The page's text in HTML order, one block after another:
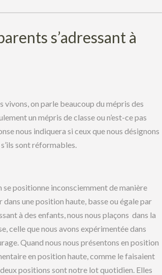
s’adressant à
on parle beaucoup du mépris des
un mépris de classe ou n’est-ce pas
nous indiquera si ceux que nous désignons
sont réformables.
positionne inconsciemment de manière
une position haute, basse ou égale par
à des enfants, nous nous plaçons dans la
celle que nous avons expérimentée dans
Quand nous nous présentons en position
en position haute, comme le faisaient
positions sont notre lot quotidien. Elles